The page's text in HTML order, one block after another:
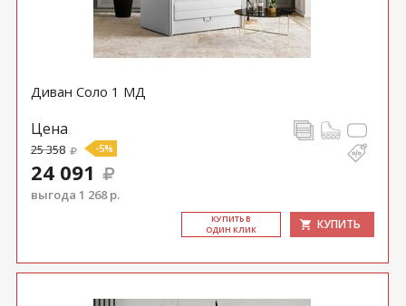
Диван Соло 1 МД
Цена
25 358 -5%
24 091
выгода 1 268 р.
КУ­ПИТЬ В
ОДИН КЛИК
КУПИТЬ